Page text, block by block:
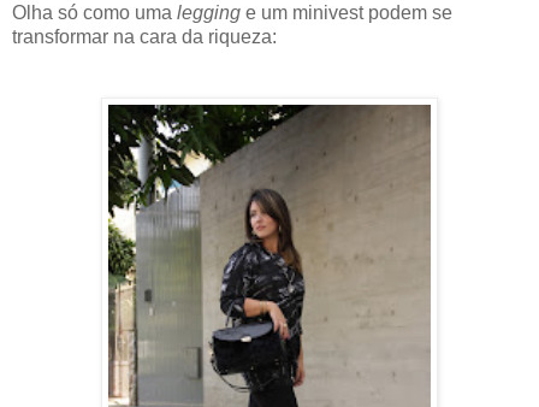
Olha só como uma legging e um minivest podem se
transformar na cara da riqueza: